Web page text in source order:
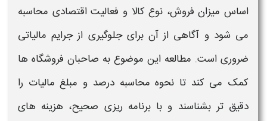
اساس میزان فروش، نوع کالا و فعالیت اقتصادی محاسبه
می شود و آگاهی از آن برای جلوگیری از جرایم مالیاتی
ضروری است. مطالعه این موضوع به صاحبان فروشگاه ها
کمک می کند تا نحوه محاسبه درصد و مبلغ مالیات را
دقیق تر بشناسند و با برنامه ریزی صحیح، هزینه های